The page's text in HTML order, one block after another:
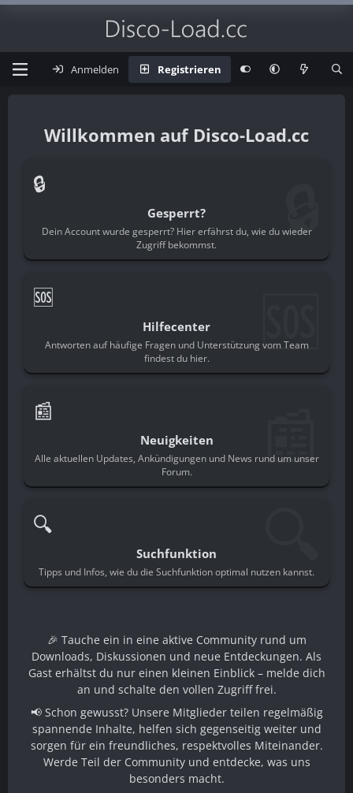
Anmelden Registrieren
Disco-Load.cc
🔒
Gesperrt?
Dein Account wurde gesperrt? Hier erfährst du, wie du wieder
Zugriff bekommst.
🔒
🆘
Hilfecenter
Antworten auf häufige Fragen und Unterstützung vom Team
findest du hier.
🆘
📰
Neuigkeiten
Alle aktuellen Updates, Ankündigungen und News rund um unser
Forum.
📰
🔍
Suchfunktion
Tipps und Infos, wie du die Suchfunktion optimal nutzen kannst.
🎉 Tauche ein in eine aktive Community rund um
Downloads, Diskussionen und neue Entdeckungen. Als
Gast erhältst du nur einen kleinen Einblick – melde dich
an und schalte den vollen Zugriff frei.
📢 Schon gewusst? Unsere Mitglieder teilen regelmäßig
spannende Inhalte, helfen sich gegenseitig weiter und
sorgen für ein freundliches, respektvolles Miteinander.
Werde Teil der Community und entdecke, was uns
besonders macht.